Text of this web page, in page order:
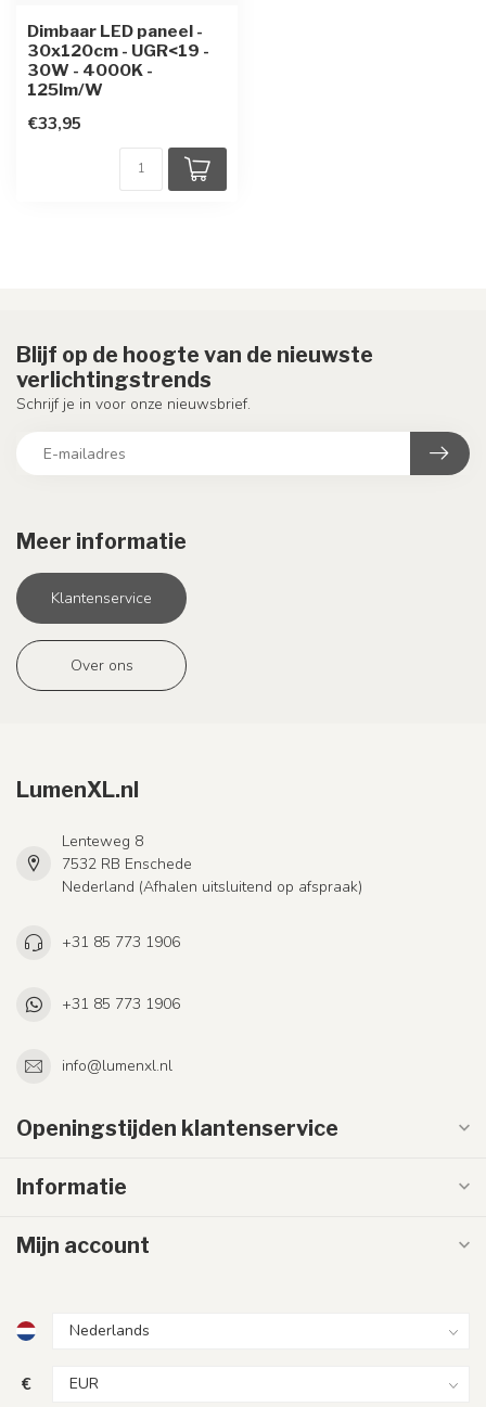
Dimbaar LED paneel -
30x120cm - UGR<19 -
30W - 4000K -
125lm/W
€33,95
Meer informatie
Klantenservice
Over ons
Blijf op de hoogte van de nieuwste
verlichtingstrends
Schrijf je in voor onze nieuwsbrief.
LumenXL.nl
Lenteweg 8
7532 RB Enschede
Nederland (Afhalen uitsluitend op afspraak)
+31 85 773 1906
+31 85 773 1906
info@lumenxl.nl
Openingstijden klantenservice
Informatie
Mijn account
€